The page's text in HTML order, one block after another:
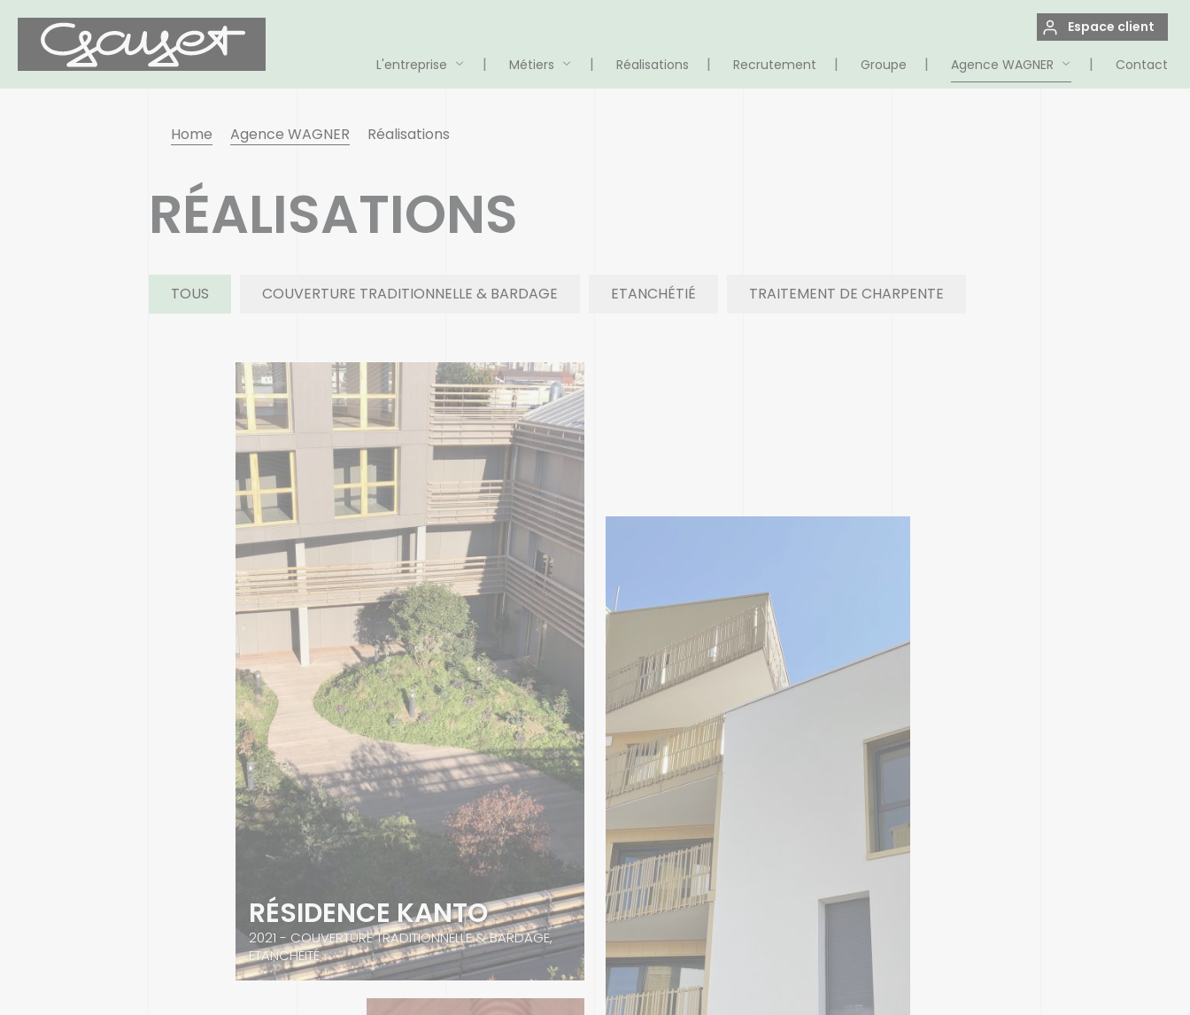
L'entreprise Métiers Réalisations Recrutement Groupe Agence WAGNER Contact
Espace client
Home Agence WAGNER Réalisations
RÉALISATIONS
TOUS COUVERTURE TRADITIONNELLE & BARDAGE ETANCHÉTIÉ TRAITEMENT DE CHARPENTE
RÉSIDENCE KANTO
2021 - COUVERTURE TRADITIONNELLE & BARDAGE,
ETANCHÉITÉ